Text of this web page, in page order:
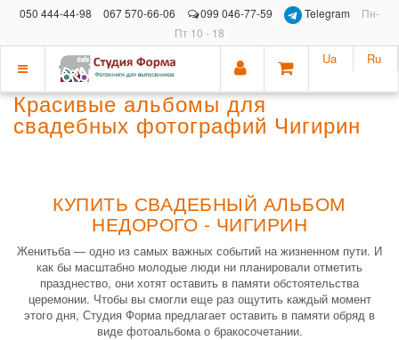
050 444-44-98 067 570-66-06 099 046-77-59 Telegram
Пн-
Пт 10 - 18
Показать
меню
Ua Ru
Красивые альбомы для
свадебных фотографий Чигирин
КУПИТЬ СВАДЕБНЫЙ АЛЬБОМ
НЕДОРОГО - ЧИГИРИН
Женитьба — одно из самых важных событий на жизненном пути. И
как бы масштабно молодые люди ни планировали отметить
празднество, они хотят оставить в памяти обстоятельства
церемонии. Чтобы вы смогли еще раз ощутить каждый момент
этого дня, Студия Форма предлагает оставить в памяти обряд в
виде фотоальбома о бракосочетании.